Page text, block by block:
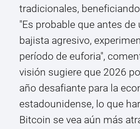
tradicionales,
"Es probable que antes de
bajista agresivo,
período de euforia",
visión sugiere que 2026
año desafiante para la
estadounidense, lo que
Bitcoin se vea aún más